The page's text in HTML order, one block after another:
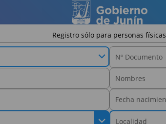
Registro sólo para personas físicas